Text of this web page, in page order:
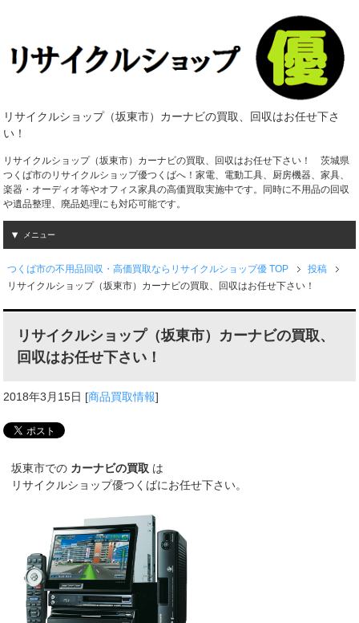
リサイクルショップ（坂東市）カーナビの買取、回収はお任せ下さ
い！
リサイクルショップ（坂東市）カーナビの買取、回収はお任せ下さい！ 茨城県
つくば市のリサイクルショップ優つくばへ！家電、電動工具、厨房機器、家具、
楽器・オーディオ等やオフィス家具の高価買取実施中です。同時に不用品の回収
や遺品整理、廃品処理にも対応可能です。
メニュー
つくば市の不用品回収・高価買取ならリサイクルショップ優 TOP
投稿
リサイクルショップ（坂東市）カーナビの買取、回収はお任せ下さい！
リサイクルショップ（坂東市）カーナビの買取、
回収はお任せ下さい！
2018年3月15日 [商品買取情報]
坂東市での カーナビの買取 は
リサイクルショップ優つくばにお任せ下さい。